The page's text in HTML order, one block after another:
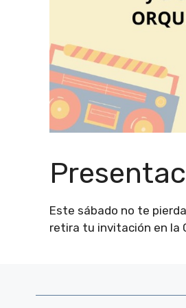
Este sábado no te
retira tu invitación en la